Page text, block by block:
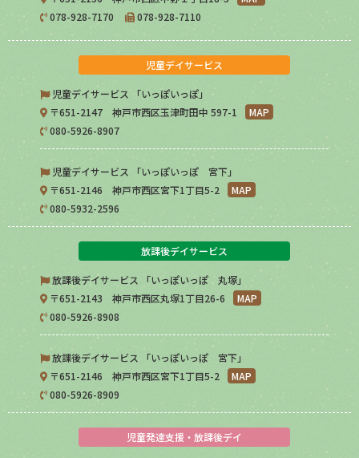
078-928-7170
078-928-7110
児童デイサービス
児童デイサービス 「いっぽいっぽ」
〒651-2147 神戸市西区玉津町田中 597-1
MAP
080-5926-8907
児童デイサービス 「いっぽいっぽ 宮下」
〒651-2146 神戸市西区宮下1丁目5-2
MAP
080-5932-2596
放課後デイサービス
放課後デイサービス 「いっぽいっぽ 丸塚」
〒651-2143 神戸市西区丸塚1丁目26-6
MAP
080-5926-8908
放課後デイサービス 「いっぽいっぽ 宮下」
〒651-2146 神戸市西区宮下1丁目5-2
MAP
080-5926-8909
児童発達支援・放課後デイ